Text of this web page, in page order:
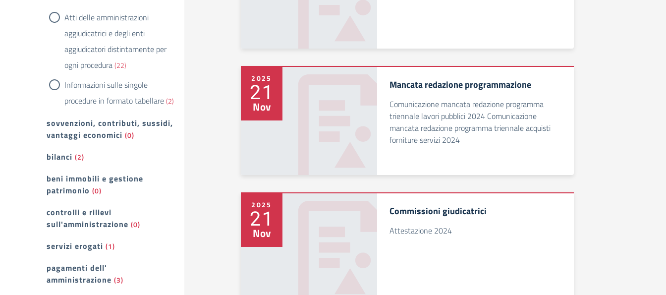
Atti delle amministrazioni
aggiudicatrici e degli enti
aggiudicatori distintamente per
ogni procedura(22)
Informazioni sulle singole
procedure in formato tabellare(2)
sovvenzioni, contributi, sussidi,
vantaggi economici (0)
bilanci (2)
beni immobili e gestione
patrimonio (0)
controlli e rilievi
sull'amministrazione (0)
servizi erogati (1)
pagamenti dell'
amministrazione (3)
2025
21
Nov
Mancata redazione programmazione
Comunicazione mancata redazione programma
triennale lavori pubblici 2024 Comunicazione
mancata redazione programma triennale acquisti
forniture servizi 2024
2025
21
Nov
Commissioni giudicatrici
Attestazione 2024